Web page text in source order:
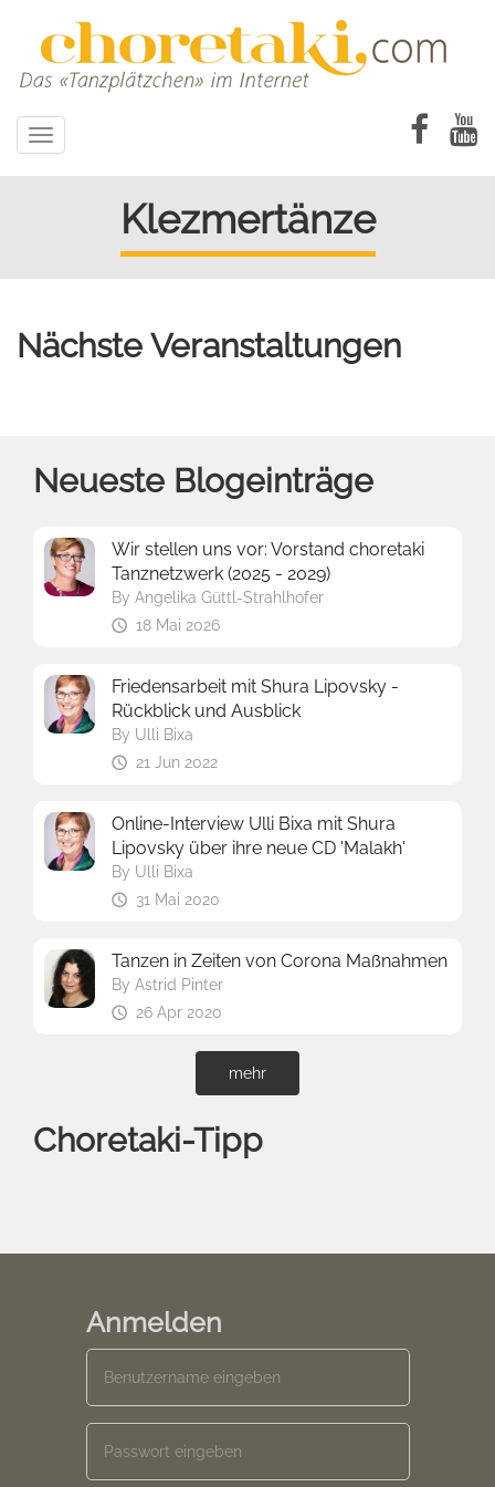
Toggle
navigation
Klezmertänze
Nächste Veranstaltungen
Neueste Blogeinträge
Wir stellen uns vor: Vorstand choretaki
Tanznetzwerk (2025 - 2029)
ByAngelika Güttl-Strahlhofer
18 Mai 2026
Friedensarbeit mit Shura Lipovsky -
Rückblick und Ausblick
By Ulli Bixa
21 Jun 2022
Online-Interview Ulli Bixa mit Shura
Lipovsky über ihre neue CD 'Malakh'
By Ulli Bixa
31 Mai 2020
Tanzen in Zeiten von Corona Maßnahmen
ByAstrid Pinter
26 Apr 2020
mehr
Choretaki-Tipp
Anmelden